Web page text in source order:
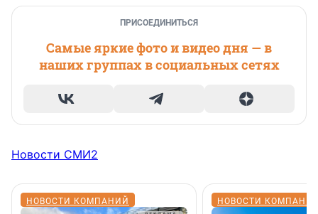
ПРИСОЕДИНИТЬСЯ
Самые яркие фото и видео дня — в
наших группах в социальных сетях
Новости СМИ2
НОВОСТИ КОМПАНИЙ НОВОСТИ